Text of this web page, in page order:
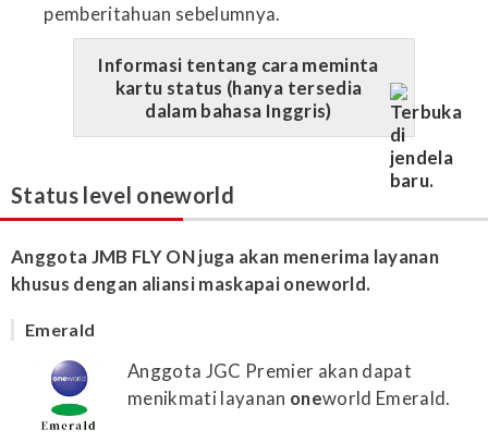
pemberitahuan sebelumnya.
Informasi tentang cara meminta
kartu status (hanya tersedia
dalam bahasa Inggris)
Status level oneworld
Anggota JMB FLY ON juga akan menerima layanan
khusus dengan aliansi maskapai oneworld.
Emerald
Anggota JGC Premier akan dapat
menikmati layanan oneworld Emerald.